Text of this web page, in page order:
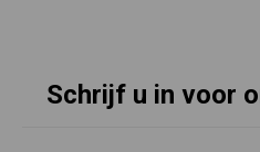
Schrijf u in voor